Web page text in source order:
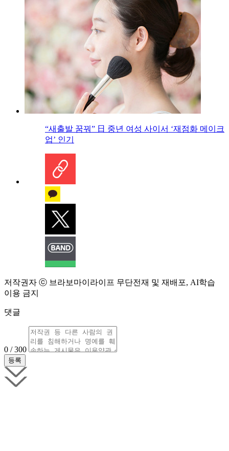
“새출발 꿈꿔” 日 중년 여성 사이서 ‘재점화 메이크
업’ 인기
저작권자 ⓒ 브라보마이라이프 무단전재 및 재배포, AI학습
이용 금지
댓글
0 / 300